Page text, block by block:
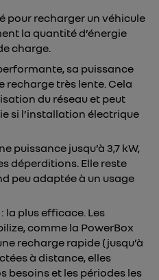
pour recharger un véhicule
la quantité d’énergie
charge.
sa puissance
recharge très lente. Cela
du réseau et peut
si l’installation électrique
puissance jusqu’à 3,7 kW,
déperditions. Elle reste
peu adaptée à un usage
: la plus efficace. Les
comme la PowerBox
recharge rapide (jusqu’à
à distance, elles
besoins et les périodes les